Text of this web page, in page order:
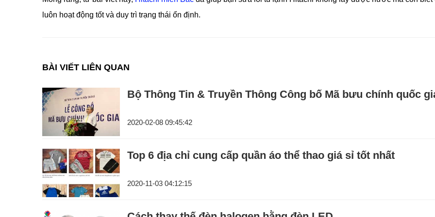
luôn hoạt động tốt và duy trì trạng thái ổn định.
BÀI VIẾT LIÊN QUAN
Bộ Thông Tin & Truyền Thông Công bố Mã bưu chính quốc
2020-02-08 09:45:42
Top 6 địa chỉ cung cấp quần áo thể thao giá sỉ tốt nhất
2020-11-03 04:12:15